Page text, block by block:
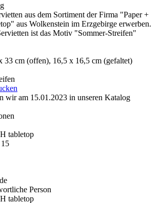
aus dem Sortiment der Firma "Paper +
aus Wolkenstein im Erzgebirge erwerben.
ist das Motiv "Sommer-Streifen"
33 cm (offen), 16,5 x 16,5 cm (gefaltet)
wir am 15.01.2023 in unseren Katalog
tabletop
Person
tabletop